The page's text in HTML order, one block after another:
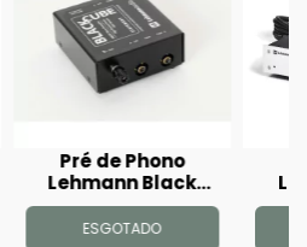
Pré de Phono
Lehmann Black
Cube Statement
ESGOTADO